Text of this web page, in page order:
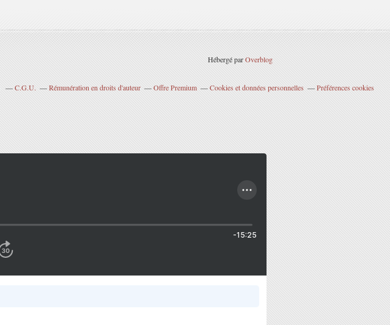
Hébergé parOverblog
C.G.U. Rémunération en droits d'auteur Offre Premium Cookies et données personnelles Préférences cookies
-15:25